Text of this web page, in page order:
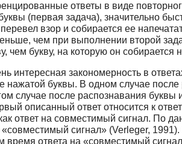
ответы в виде
(первая задача), значительно
взор и собирается ее
чем при выполнении второй
чем букву, на которую он собирается
интересная закономерность в
нажатой буквы. В одном случае
случае после распознавания
описанный ответ относится к
ответ на совместимый сигнал. По
сигнал» (Verleger,
ответа на «совместимый